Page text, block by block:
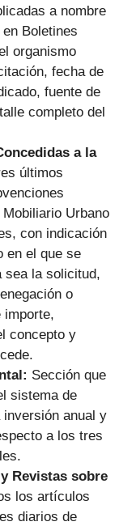
a nombre
Boletines
organismo
fecha de
fuente de
completo del
a la
últimos
Urbano
con indicación
en el que se
sea la solicitud,
o
importe,
concepto y
Sección que
sistema de
anual y
a los tres
Revistas sobre
los artículos
diarios de